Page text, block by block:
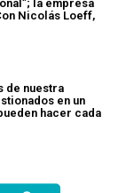
la empresa
Nicolás Loeff,
de nuestra
en un
hacer cada